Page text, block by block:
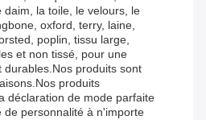
daim, la toile, le velours, le
oxford, terry, laine,
poplin, tissu large,
et non tissé, pour une
produits sont
produits
déclaration de mode parfaite
de personnalité à n'importe